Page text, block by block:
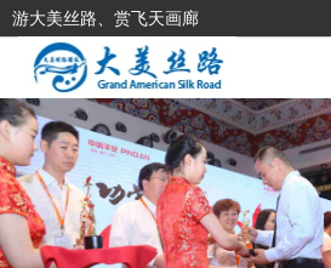
游大美丝路、赏飞天画廊